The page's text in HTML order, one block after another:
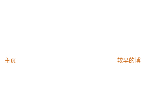
较早的
主页